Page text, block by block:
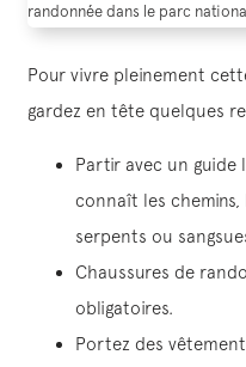
randonnée dans le parc
Pour vivre pleinement
gardez en tête quelques
Partir avec un
connaît les
serpents ou
Chaussures de
obligatoires.
Portez des